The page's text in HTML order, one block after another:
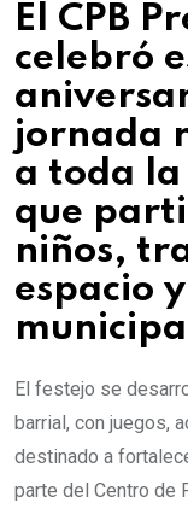
El CPB
celebró
jornada
a toda la
que
niños,
espacio
El festejo se
barrial, con juegos,
destinado a
parte del Centro de